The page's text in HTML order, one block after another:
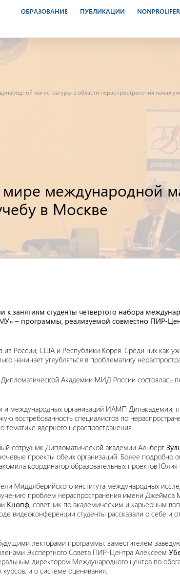
ОБРАЗОВАНИЕ ПУБЛИКАЦИИ
магистратуры в области нераспространения начал
международной
в Москве
к занятиям студенты четвертого набора
– программы, реализуемой совместно
из России, США и Республики Корея. Среди них
начинает углубляться в проблематику
Академии МИД России состоялась
и международных организаций ИАМП
востребованность специалистов по
тематике ядерного нераспространения.
сотрудник Дипломатической академии Альберт
проекты обеих организаций. Более подробно
координатор образовательных проектов Юлия
Миддлберийского института международных
проблем нераспространения имени Джеймса
Кнопф, советник по академическим и карьерным
видеоконференции студенты рассказали о себе и
лекторами программы: заместителем
Экспертного Совета ПИР-Центра Алексеем
директором Международного центра по
курсов, и о системе оценивания.